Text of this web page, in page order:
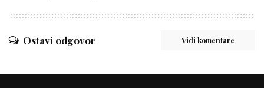
Ostavi odgovor Vidi komentare